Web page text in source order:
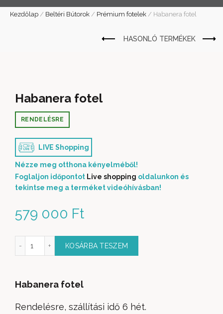
Kezdőlap / Beltéri Bútorok / Prémium fotelek / Habanera fotel
Habanera fotel
579 000 Ft
RENDELÉSRE
LIVE Shopping
Nézze meg otthona kényelméből!
Foglaljon időpontot Live shopping oldalunkon és
tekintse meg a terméket videóhívásban!
fotel mennyiség
KOSÁRBA TESZEM
Habanera fotel
Rendelésre, szállítási idő 6 hét.